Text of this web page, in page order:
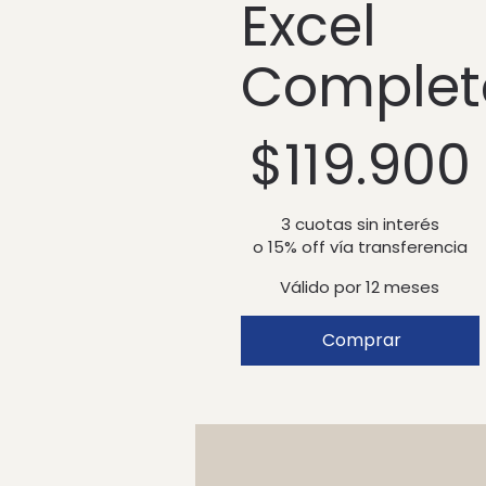
Excel
$119.900
3 cuotas sin interés
o 15% off vía transferencia
Válido por 12 meses
Comprar